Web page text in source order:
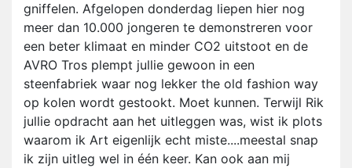
gniffelen. Afgelopen donderdag liepen hier nog
meer dan 10.000 jongeren te demonstreren voor
een beter klimaat en minder CO2 uitstoot en de
AVRO Tros plempt jullie gewoon in een
steenfabriek waar nog lekker the old fashion way
op kolen wordt gestookt. Moet kunnen. Terwijl Rik
jullie opdracht aan het uitleggen was, wist ik plots
waarom ik Art eigenlijk echt miste....meestal snap
ik zijn uitleg wel in één keer. Kan ook aan mij